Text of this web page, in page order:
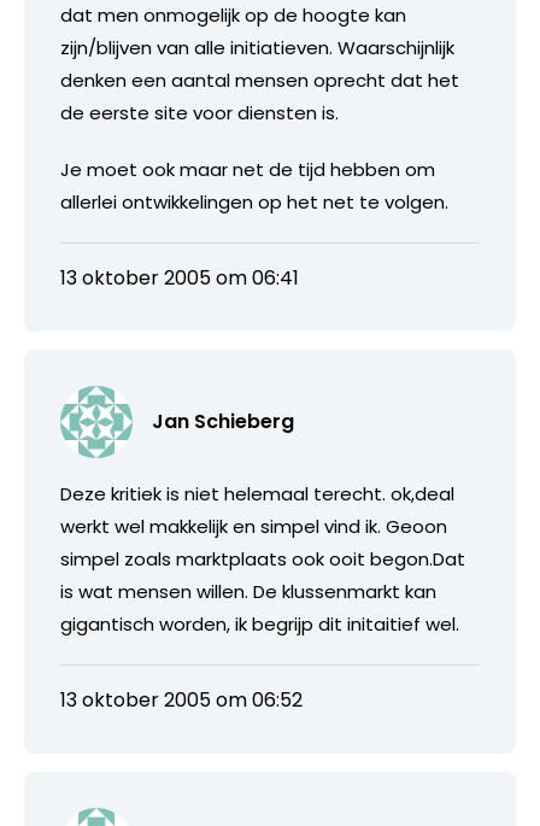
dat men onmogelijk op de hoogte kan
zijn/blijven van alle initiatieven. Waarschijnlijk
denken een aantal mensen oprecht dat het
de eerste site voor diensten is.
Je moet ook maar net de tijd hebben om
allerlei ontwikkelingen op het net te volgen.
13 oktober 2005 om 06:41
Jan Schieberg
Deze kritiek is niet helemaal terecht. ok,deal
werkt wel makkelijk en simpel vind ik. Geoon
simpel zoals marktplaats ook ooit begon.Dat
is wat mensen willen. De klussenmarkt kan
gigantisch worden, ik begrijp dit initaitief wel.
13 oktober 2005 om 06:52